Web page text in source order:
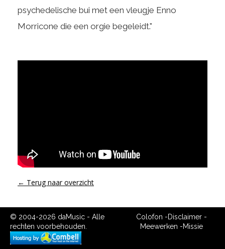
psychedelische bui met een vleugje Enno
Morricone die een orgie begeleidt."
← Terug naar overzicht
© 2004-2026 daMusic - Alle
rechten voorbehouden.
Colofon -Disclaimer-
Meewerken -Missie